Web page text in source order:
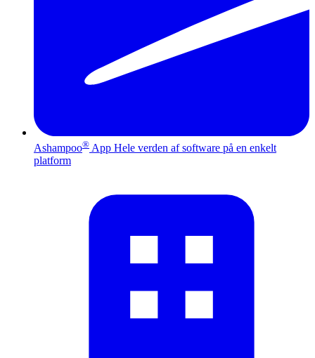
Ashampoo® App Hele verden af software på en enkelt
platform